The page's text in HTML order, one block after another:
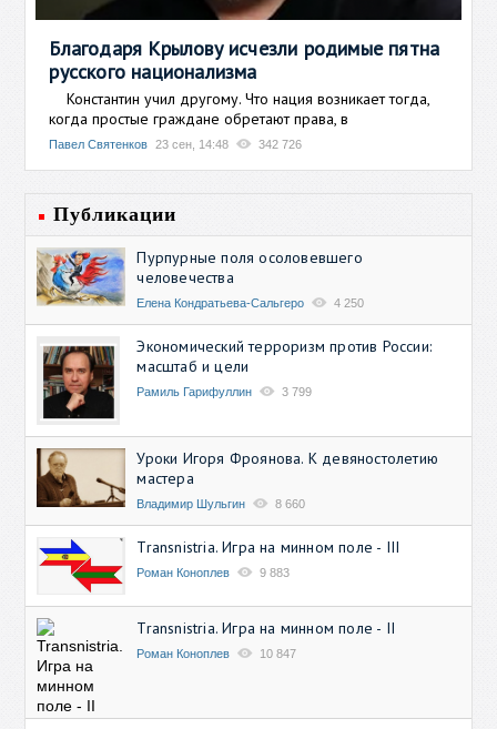
Благодаря Крылову исчезли родимые пятна
русского национализма
Константин учил другому. Что нация возникает тогда,
когда простые граждане обретают права, в
Павел Святенков 23 сен, 14:48 342 726
Публикации
Пурпурные поля осоловевшего
человечества
Елена Кондратьева-Сальгеро 4 250
Экономический терроризм против России:
масштаб и цели
Рамиль Гарифуллин 3 799
Уроки Игоря Фроянова. К девяностолетию
мастера
Владимир Шульгин 8 660
Transnistria. Игра на минном поле - III
Роман Коноплев 9 883
Transnistria. Игра на минном поле - II
Роман Коноплев 10 847